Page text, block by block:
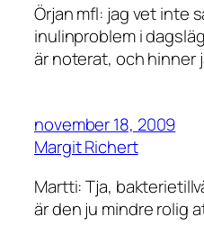
Örjan mfl: jag vet inte
inulinproblem i
är noterat, och hinner
november 18, 2009
Margit Richert
Martti: Tja,
är den ju mindre rolig